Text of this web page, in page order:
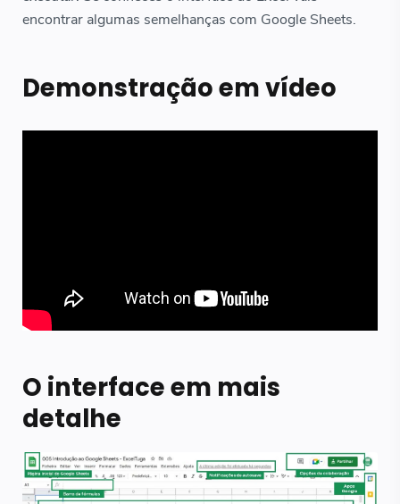
encontrar algumas semelhanças com Google Sheets.
Demonstração em vídeo
O interface em mais
detalhe